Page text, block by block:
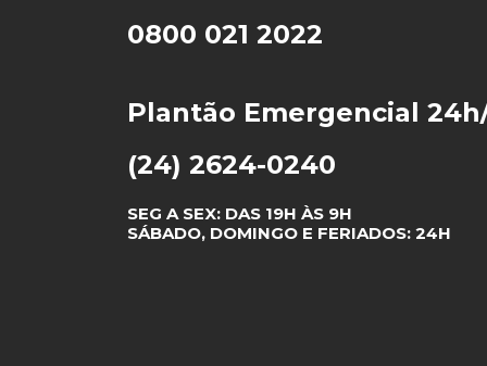
0800 021 2022
Plantão Emergencial
(24) 2624-0240
SEG A SEX: DAS 19H ÀS 9H
SÁBADO, DOMINGO E FERIADOS: 24H